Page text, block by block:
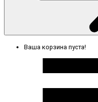
Ваша корзина пуста!